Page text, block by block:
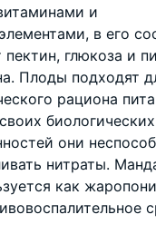
и
в его
пектин, глюкоза и
Плоды подходят
рациона
биологических
они
нитраты.
как